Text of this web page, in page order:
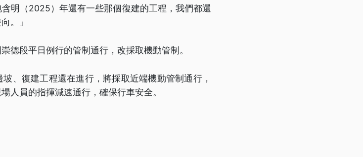
明（2025）年還有一些那個復建的工程，我們都還
。」
德段平日例行的管制通行，改採取機動管制。
、復建工程還在進行，將採取近端機動管制通行，
人員的指揮減速通行，確保行車安全。